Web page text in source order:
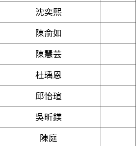
沈奕熙
陳俞如
陳慧芸
杜瑀恩
邱怡瑄
吳昕鎂
陳庭